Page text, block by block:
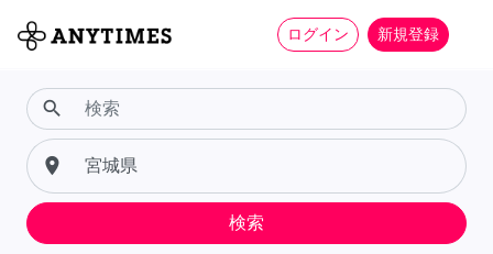
ログイン 新規登録
search
place
検索